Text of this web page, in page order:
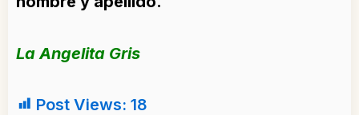
La Angelita Gris
Post Views: 18